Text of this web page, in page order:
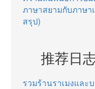
ภาษาสยามกับภาษ
สรุป)
推荐日
รวมร้านราเมงและ